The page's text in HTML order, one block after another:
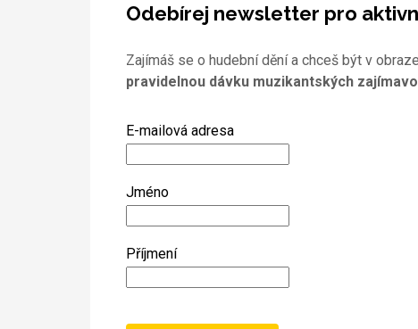
Odebírej newsletter pro
Zajímáš se o hudební dění a chceš být v
pravidelnou dávku muzikantských
E-mailová adresa
Jméno
Příjmení